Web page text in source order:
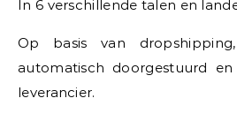
In 6 verschillende talen en
Op basis van
automatisch doorgestuurd
leverancier.